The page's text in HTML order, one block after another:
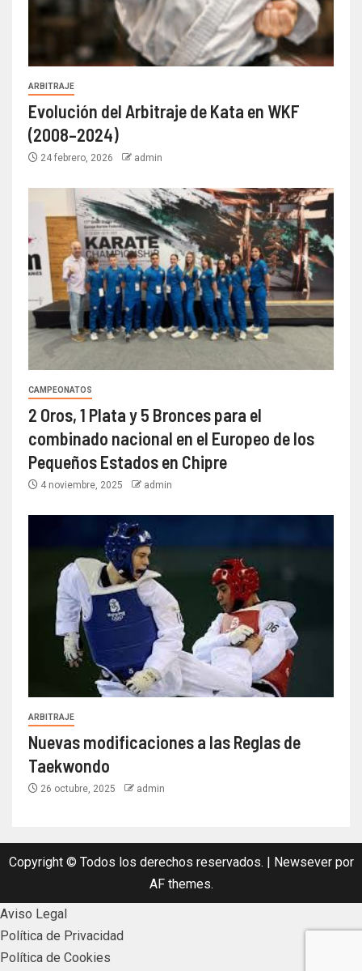
ARBITRAJE
Evolución del Arbitraje de Kata en WKF
(2008–2024)
24 febrero, 2026 admin
CAMPEONATOS
2 Oros, 1 Plata y 5 Bronces para el
combinado nacional en el Europeo de los
Pequeños Estados en Chipre
4 noviembre, 2025 admin
ARBITRAJE
Nuevas modificaciones a las Reglas de
Taekwondo
26 octubre, 2025 admin
Copyright © Todos los derechos reservados. | Newseverpor
AF themes.
Aviso Legal
Política de Privacidad
Política de Cookies